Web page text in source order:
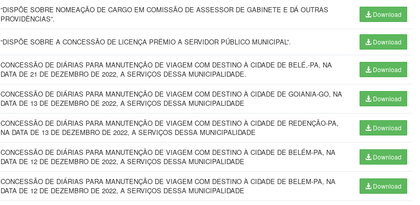
“DISPÕE SOBRE NOMEAÇÃO DE CARGO EM COMISSÃO DE ASSESSOR DE GABINETE E DÁ OUTRAS
PROVIDÊNCIAS”.
Download
“DISPÕE SOBRE A CONCESSÃO DE LICENÇA PRÊMIO A SERVIDOR PÚBLICO MUNICIPAL”. Download
CONCESSÃO DE DIÁRIAS PARA MANUTENÇÃO DE VIAGEM COM DESTINO À CIDADE DE BELÉ,-PA, NA
DATA DE 21 DE DEZEMBRO DE 2022, A SERVIÇOS DESSA MUNICIPALIDADE.
Download
CONCESSÃO DE DIÁRIAS PARA MANUTENÇÃO DE VIAGEM COM DESTINO À CIDADE DE GOIANIA-GO, NA
DATA DE 13 DE DEZEMBRO DE 2022, A SERVIÇOS DESSA MUNICIPALIDADE
Download
CONCESSÃO DE DIÁRIAS PARA MANUTENÇÃO DE VIAGEM COM DESTINO À CIDADE DE REDENÇÃO-PA,
NA DATA DE 13 DE DEZEMBRO DE 2022, A SERVIÇOS DESSA MUNICIPALIDADE
Download
CONCESSÃO DE DIÁRIAS PARA MANUTENÇÃO DE VIAGEM COM DESTINO À CIDADE DE BELÉM-PA, NA
DATA DE 12 DE DEZEMBRO DE 2022, A SERVIÇOS DESSA MUNICIPALIDADE
Download
CONCESSÃO DE DIÁRIAS PARA MANUTENÇÃO DE VIAGEM COM DESTINO À CIDADE DE BELEM-PA, NA
DATA DE 12 DE DEZEMBRO DE 2022, A SERVIÇOS DESSA MUNICIPALIDADE
Download